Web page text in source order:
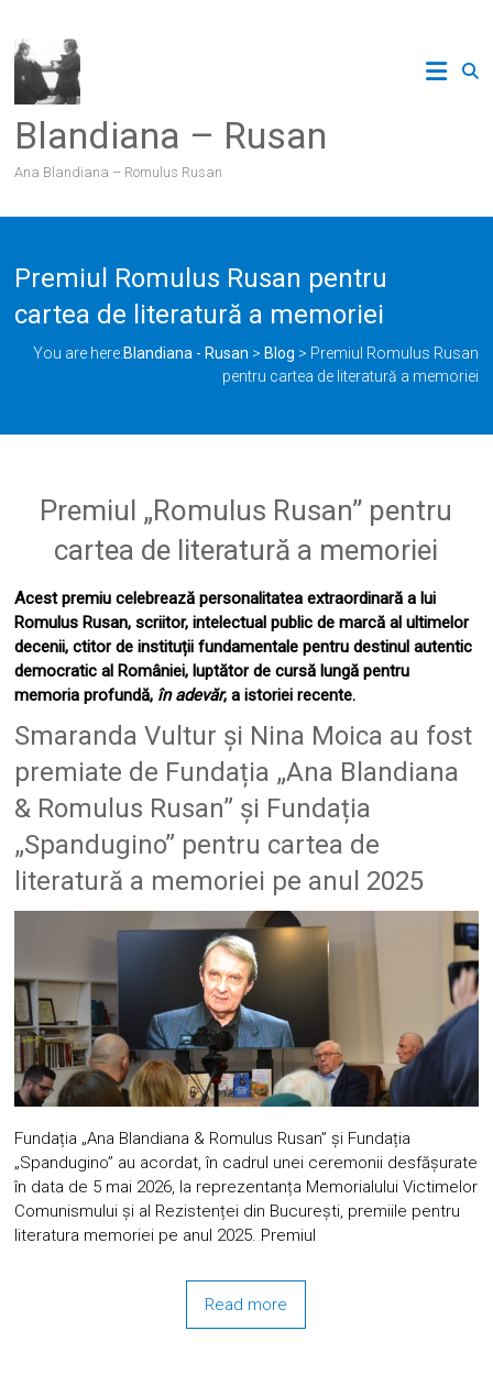
content
Blandiana – Rusan
Ana Blandiana – Romulus Rusan
Premiul Romulus Rusan pentru
cartea de literatură a memoriei
You are here:Blandiana - Rusan > Blog > Premiul Romulus Rusan
pentru cartea de literatură a memoriei
Premiul „Romulus Rusan” pentru
cartea de literatură a memoriei
Acest premiu celebrează personalitatea extraordinară a lui
Romulus Rusan, scriitor, intelectual public de marcă al ultimelor
decenii, ctitor de instituții fundamentale pentru destinul autentic
democratic al României, luptător de cursă lungă pentru
memoria profundă, în adevăr, a istoriei recente.
Smaranda Vultur și Nina Moica au fost
premiate de Fundația „Ana Blandiana
& Romulus Rusan” și Fundația
„Spandugino” pentru cartea de
literatură a memoriei pe anul 2025
Fundația „Ana Blandiana & Romulus Rusan” și Fundația
„Spandugino” au acordat, în cadrul unei ceremonii desfășurate
în data de 5 mai 2026, la reprezentanța Memorialului Victimelor
Comunismului și al Rezistenței din București, premiile pentru
literatura memoriei pe anul 2025. Premiul
Read more